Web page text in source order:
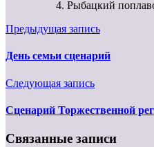
4. Рыбацкий
Предыдущая запись
День семьи сценарий
Следующая запись
Сценарий Торжественной
Связанные записи